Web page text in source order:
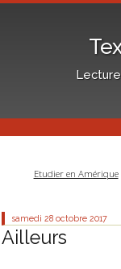
Etudier en Amérique
samedi 28 octobre 2017
Ailleurs